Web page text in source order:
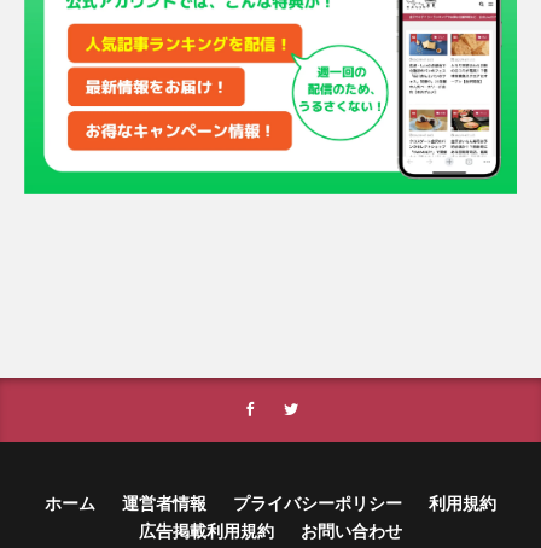
ホーム 運営者情報 プライバシーポリシー
利用規約
広告掲載利用規約
お問い合わせ